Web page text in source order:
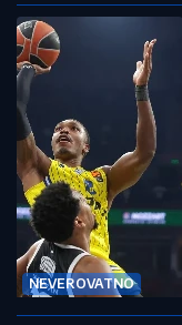
NEVEROVATNO